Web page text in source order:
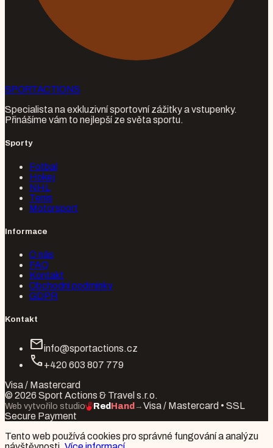
SPORTACTIONS
Specialista na exkluzivní sportovní zážitky a vstupenky.
Přinášíme vám to nejlepší ze světa sportu.
Sporty
Fotbal
Hokej
NHL
Tenis
Motorsport
Informace
O nás
FAQ
Kontakt
Obchodní podmínky
GDPR
Kontakt
mailinfo@sportactions.cz
call+420 603 807 779
Visa / Mastercard
© 2026 Sport Actions & Travel s.r.o.
Web vytvořilo studio RedHand →Visa / Mastercard • SSL
Secure Payment
Tento web používá cookies pro správné fungování a analýzu